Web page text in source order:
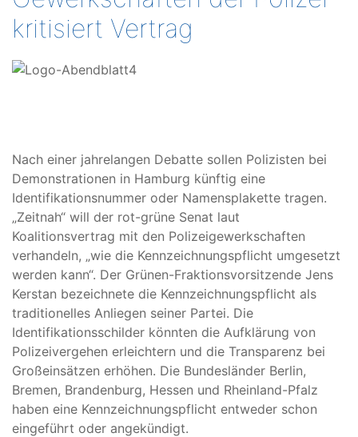
kritisiert Vertrag
Nach einer jahrelangen Debatte sollen Polizisten bei
Demonstrationen in Hamburg künftig eine
Identifikationsnummer oder Namensplakette tragen.
„Zeitnah“ will der rot-grüne Senat laut
Koalitionsvertrag mit den Polizeigewerkschaften
verhandeln, „wie die Kennzeichnungspflicht umgesetzt
werden kann“. Der Grünen-Fraktionsvorsitzende Jens
Kerstan bezeichnete die Kennzeichnungspflicht als
traditionelles Anliegen seiner Partei. Die
Identifikationsschilder könnten die Aufklärung von
Polizeivergehen erleichtern und die Transparenz bei
Großeinsätzen erhöhen. Die Bundesländer Berlin,
Bremen, Brandenburg, Hessen und Rheinland-Pfalz
haben eine Kennzeichnungspflicht entweder schon
einge­führt oder angekündigt.